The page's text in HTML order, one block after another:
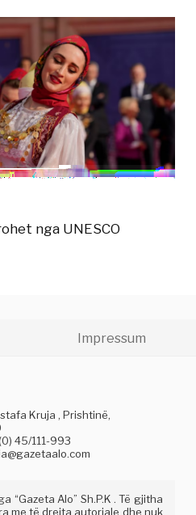
nga UNESCO
Impressum
Kruja , Prishtinë,
45/111-993
“Gazeta Alo” Sh.P.K . Të gjitha
me të drejta autoriale dhe nuk